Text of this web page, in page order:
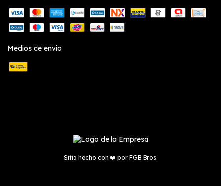
Medios de envío
Sitio hecho con ❤️ por FGB Bros.